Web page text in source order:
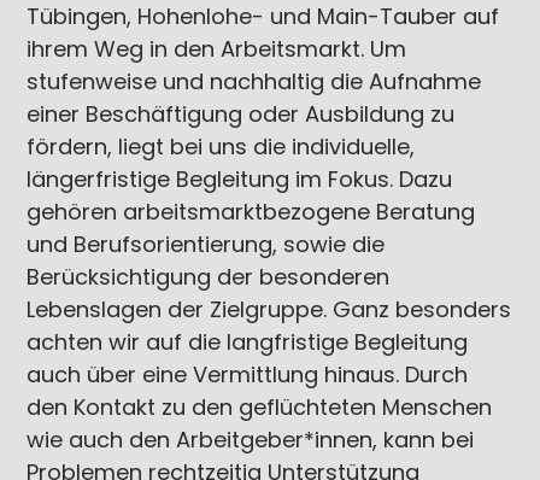
Tübingen, Hohenlohe- und Main-Tauber auf
ihrem Weg in den Arbeitsmarkt. Um
stufenweise und nachhaltig die Aufnahme
einer Beschäftigung oder Ausbildung zu
fördern, liegt bei uns die individuelle,
längerfristige Begleitung im Fokus. Dazu
gehören arbeitsmarktbezogene Beratung
und Berufsorientierung, sowie die
Berücksichtigung der besonderen
Lebenslagen der Zielgruppe. Ganz besonders
achten wir auf die langfristige Begleitung
auch über eine Vermittlung hinaus. Durch
den Kontakt zu den geflüchteten Menschen
wie auch den Arbeitgeber*innen, kann bei
Problemen rechtzeitig Unterstützung